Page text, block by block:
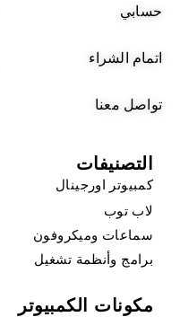
حسابي
اتمام الشراء
تواصل معنا
التصنيفات
كمبيوتر اورجينال
لاب توب
سماعات وميكروفون
برامج وأنظمة تشغيل
مكونات الكمبيوتر